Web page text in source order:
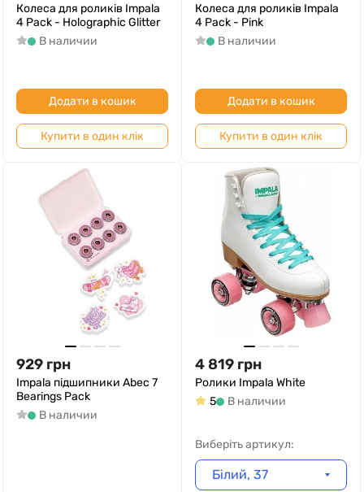
Колеса для роликів Impala
4 Pack - Holographic Glitter
В наличии
Додати в кошик
Купити в один клік
Колеса для роликів Impala
4 Pack - Pink
В наличии
Додати в кошик
Купити в один клік
929 грн
Impala підшипники Abec 7
Bearings Pack
В наличии
4 819 грн
Ролики Impala White
5
В наличии
Виберіть артикул:
Білий, 37